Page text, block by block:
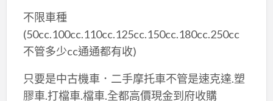
不限車種
(50cc.100cc.110cc.125cc.150cc.180cc.250cc
不管多少cc通通都有收)
只要是中古機車．二手摩托車不管是速克達.塑
膠車.打檔車.檔車.全都高價現金到府收購